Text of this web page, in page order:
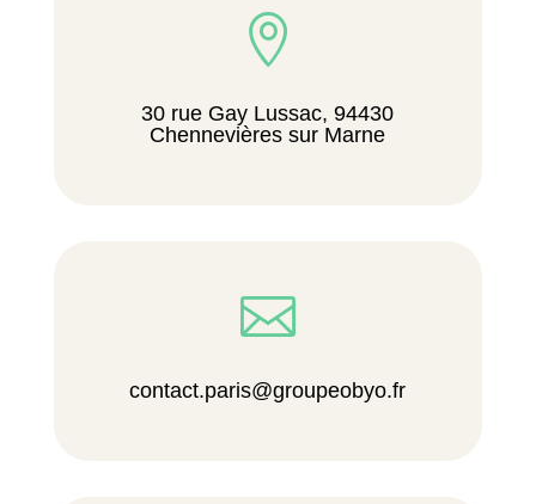

30 rue Gay Lussac, 94430
Chennevières sur Marne

contact.paris@groupeobyo.fr